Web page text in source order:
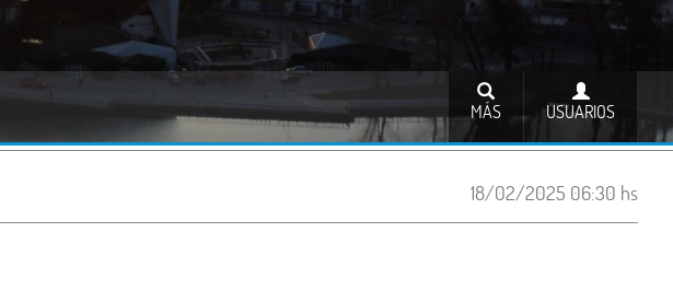
USUARIOS
MÁS
18/02/2025 06:30 hs